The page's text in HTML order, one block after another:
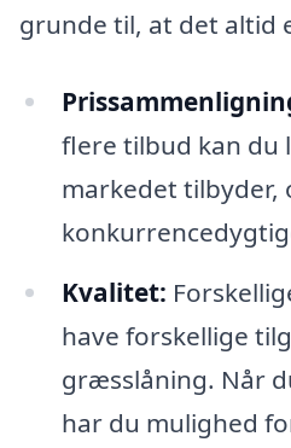
grunde til, at det altid
flere tilbud kan du
markedet tilbyder,
Kvalitet:
have forskellige
græsslåning. Når
har du mulighed